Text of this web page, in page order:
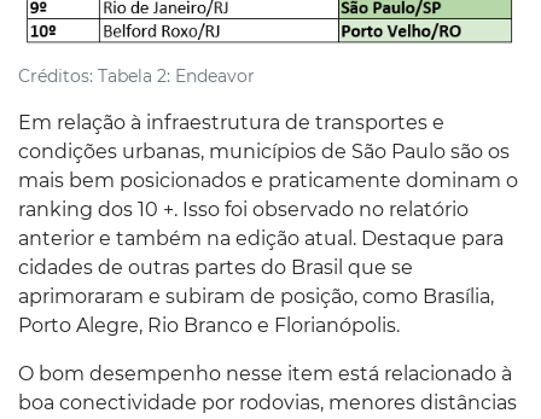
Créditos: Tabela 2: Endeavor
Em relação à infraestrutura de transportes e
condições urbanas, municípios de São Paulo são os
mais bem posicionados e praticamente dominam o
ranking dos 10 +. Isso foi observado no relatório
anterior e também na edição atual. Destaque para
cidades de outras partes do Brasil que se
aprimoraram e subiram de posição, como Brasília,
Porto Alegre, Rio Branco e Florianópolis.
O bom desempenho nesse item está relacionado à
boa conectividade por rodovias, menores distâncias